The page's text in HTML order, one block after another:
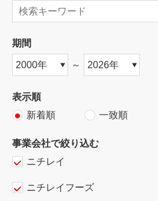
期間
～
表示順
新着順
一致順
事業会社で絞り込む
ニチレイ
ニチレイフーズ